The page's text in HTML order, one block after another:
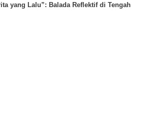
yang Lalu”: Balada Reflektif di Tengah